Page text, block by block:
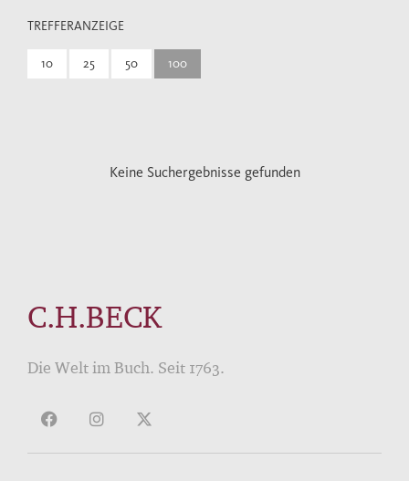
TREFFERANZEIGE
10 25 50 100
Keine Suchergebnisse gefunden
C.H.BECK
Die Welt im Buch. Seit 1763.